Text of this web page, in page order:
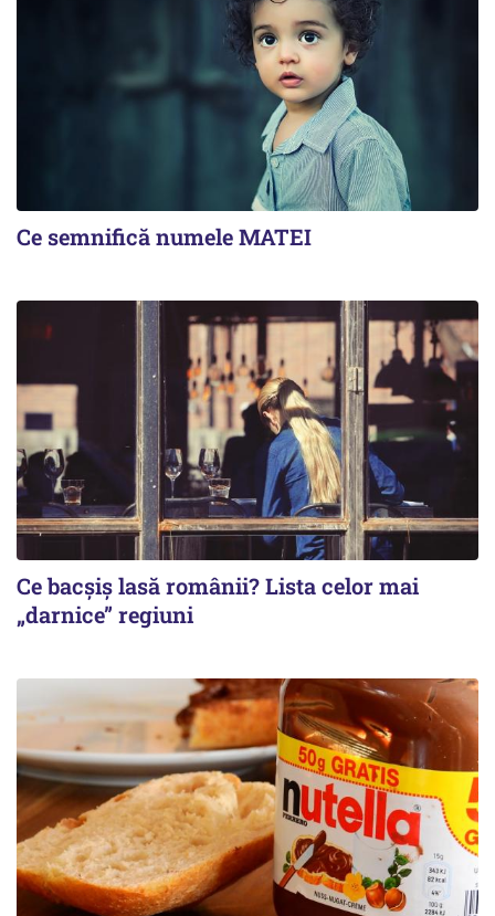
Ce semnifică numele MATEI
Ce bacșiș lasă românii? Lista celor mai
„darnice” regiuni